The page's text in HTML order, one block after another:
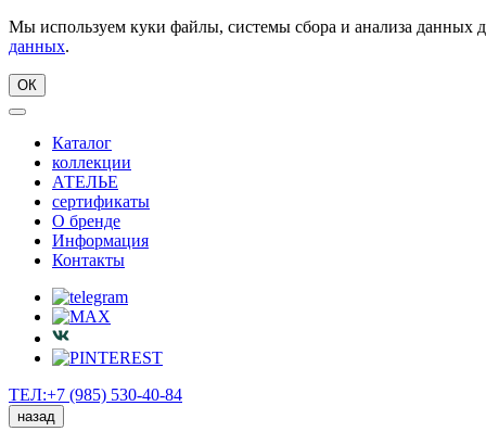
Мы используем куки файлы, системы сбора и анализа данных
данных.
ОК
Каталог
коллекции
АТЕЛЬЕ
сертификаты
О бренде
Информация
Контакты
ТЕЛ:+7 (985) 530-40-84
назад